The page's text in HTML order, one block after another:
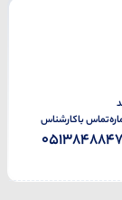
با‌کارشناس